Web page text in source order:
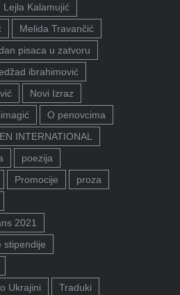
Lejla Kalamujić
Melida Travančić
pisaca u zatvoru
ibrahimović
Novi Izraz
O penovcima
INTERNATIONAL
poezija
Promocije
proza
2021
stipendije
Ukrajini
Traduki